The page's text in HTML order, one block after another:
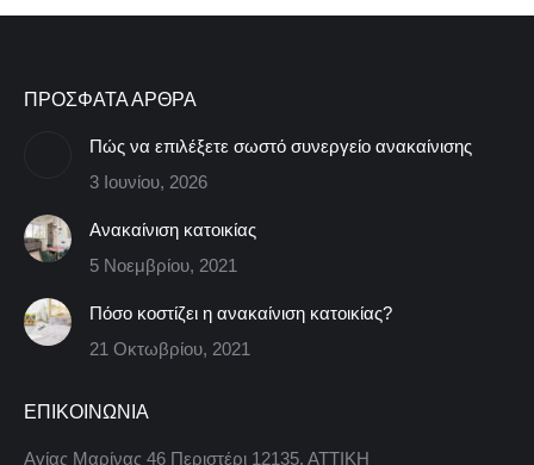
ΠΡΟΣΦΑΤΑ ΑΡΘΡΑ
Πώς να επιλέξετε σωστό συνεργείο ανακαίνισης
3 Ιουνίου, 2026
Ανακαίνιση κατοικίας
5 Νοεμβρίου, 2021
Πόσο κοστίζει η ανακαίνιση κατοικίας?
21 Οκτωβρίου, 2021
ΕΠΙΚΟΙΝΩΝΙΑ
Αγίας Μαρίνας 46 Περιστέρι 12135, ΑΤΤΙΚΗ